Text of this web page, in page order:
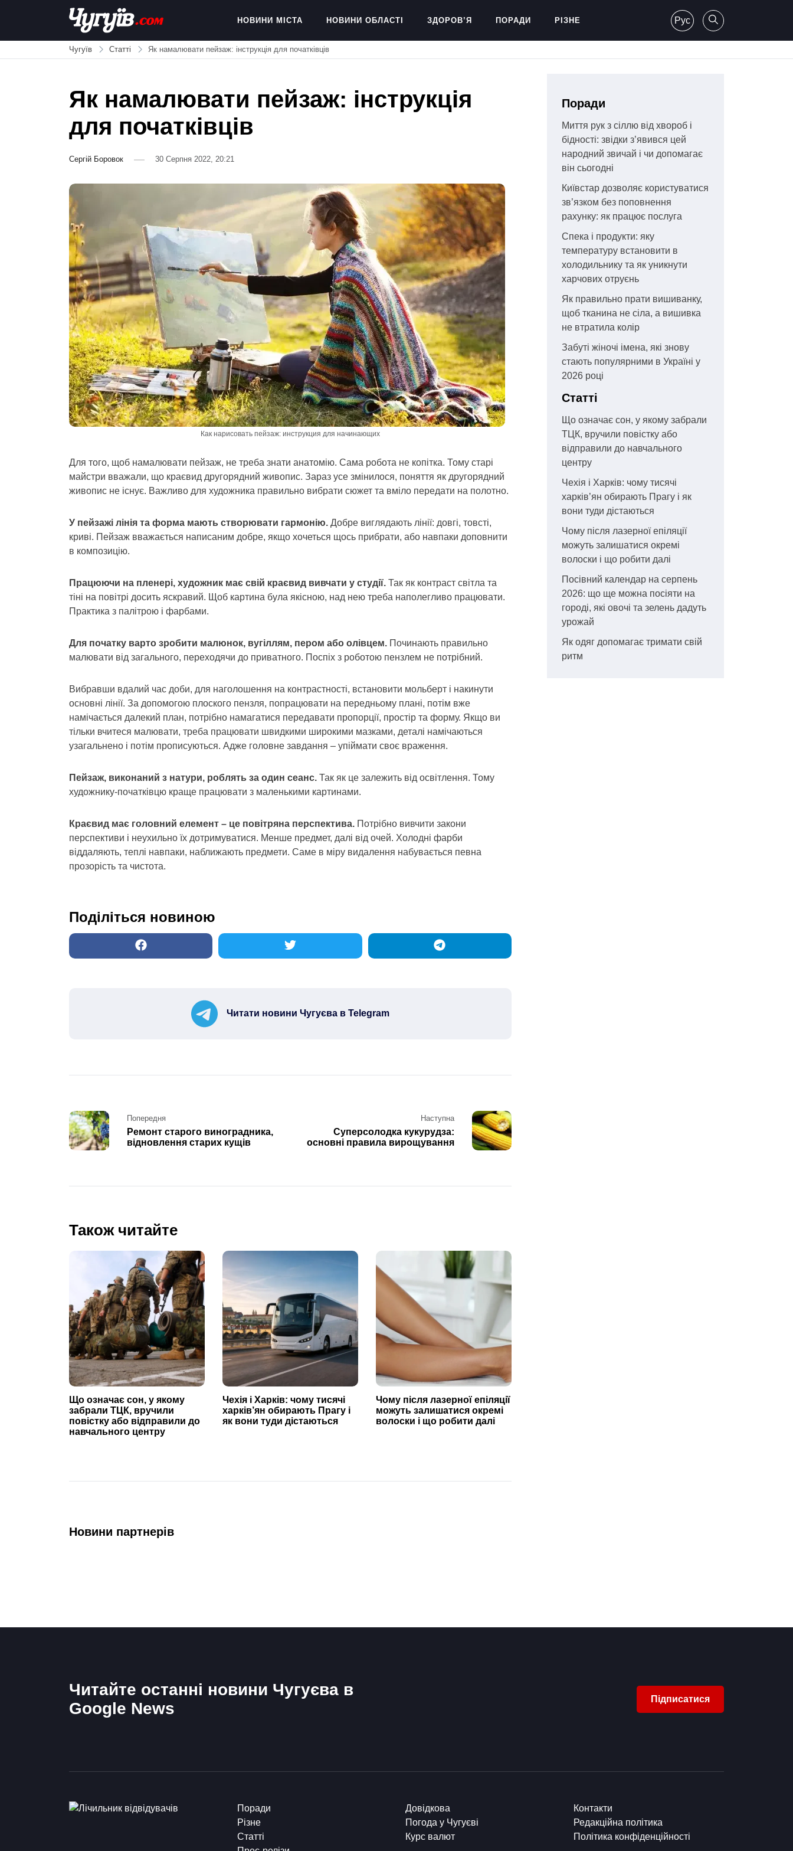
Chuguiv
НОВИНИ МІСТА НОВИНИ ОБЛАСТІ ЗДОРОВ’Я ПОРАДИ РІЗНЕ Рус
Чугуїв Статті Як намалювати пейзаж: інструкція для початківців
Як намалювати пейзаж: інструкція
для початківців
Сергій Боровок 30 Серпня 2022, 20:21
Как нарисовать пейзаж: инструкция для начинающих
Для того, щоб намалювати пейзаж, не треба знати анатомію. Сама робота не копітка. Тому старі
майстри вважали, що краєвид другорядний живопис. Зараз усе змінилося, поняття як другорядний
живопис не існує. Важливо для художника правильно вибрати сюжет та вміло передати на полотно.
У пейзажі лінія та форма мають створювати гармонію. Добре виглядають лінії: довгі, товсті,
криві. Пейзаж вважається написаним добре, якщо хочеться щось прибрати, або навпаки доповнити
в композицію.
Працюючи на пленері, художник має свій краєвид вивчати у студії. Так як контраст світла та
тіні на повітрі досить яскравий. Щоб картина була якісною, над нею треба наполегливо працювати.
Практика з палітрою і фарбами.
Для початку варто зробити малюнок, вугіллям, пером або олівцем. Починають правильно
малювати від загального, переходячи до приватного. Поспіх з роботою пензлем не потрібний.
Вибравши вдалий час доби, для наголошення на контрастності, встановити мольберт і накинути
основні лінії. За допомогою плоского пензля, попрацювати на передньому плані, потім вже
намічається далекий план, потрібно намагатися передавати пропорції, простір та форму. Якщо ви
тільки вчитеся малювати, треба працювати швидкими широкими мазками, деталі намічаються
узагальнено і потім прописуються. Адже головне завдання – упіймати своє враження.
Пейзаж, виконаний з натури, роблять за один сеанс. Так як це залежить від освітлення. Тому
художнику-початківцю краще працювати з маленькими картинами.
Краєвид має головний елемент – це повітряна перспектива. Потрібно вивчити закони
перспективи і неухильно їх дотримуватися. Менше предмет, далі від очей. Холодні фарби
віддаляють, теплі навпаки, наближають предмети. Саме в міру видалення набувається певна
прозорість та чистота.
Поділіться новиною
Читати новини Чугуєва в Telegram
Post
navigation
Попередня
Ремонт старого виноградника,
відновлення старих кущів
Наступна
Суперсолодка кукурудза:
основні правила вирощування
Також читайте
Що означає сон, у якому
забрали ТЦК, вручили
повістку або відправили до
навчального центру
Чехія і Харків: чому тисячі
харків’ян обирають Прагу і
як вони туди дістаються
Чому після лазерної епіляції
можуть залишатися окремі
волоски і що робити далі
Новини партнерів
Поради
Миття рук з сіллю від хвороб і
бідності: звідки з’явився цей
народний звичай і чи допомагає
він сьогодні
Київстар дозволяє користуватися
зв’язком без поповнення
рахунку: як працює послуга
Спека і продукти: яку
температуру встановити в
холодильнику та як уникнути
харчових отруєнь
Як правильно прати вишиванку,
щоб тканина не сіла, а вишивка
не втратила колір
Забуті жіночі імена, які знову
стають популярними в Україні у
2026 році
Статті
Що означає сон, у якому забрали
ТЦК, вручили повістку або
відправили до навчального
центру
Чехія і Харків: чому тисячі
харків’ян обирають Прагу і як
вони туди дістаються
Чому після лазерної епіляції
можуть залишатися окремі
волоски і що робити далі
Посівний календар на серпень
2026: що ще можна посіяти на
городі, які овочі та зелень дадуть
урожай
Як одяг допомагає тримати свій
ритм
Читайте останні новини Чугуєва в
Google News
Підписатися
Поради
Різне
Статті
Довідкова
Погода у Чугуєві
Курс валют
Контакти
Редакційна політика
Політика конфіденційності